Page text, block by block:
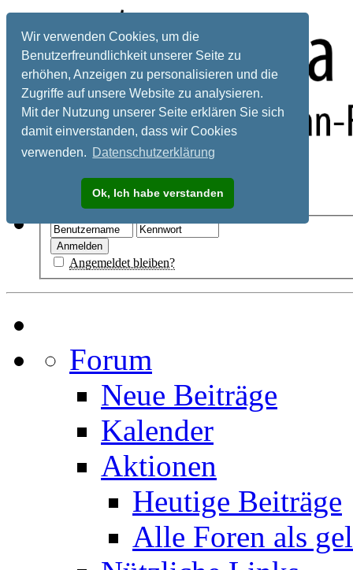
Wir verwenden Cookies, um die
Benutzerfreundlichkeit unserer Seite zu
erhöhen, Anzeigen zu personalisieren und die
Zugriffe auf unsere Website zu analysieren.
Mit der Nutzung unserer Seite erklären Sie sich
damit einverstanden, dass wir Cookies
verwenden. Datenschutzerklärung
Ok, Ich habe verstanden
Registrieren
Angemeldet bleiben?
Forum
Neue Beiträge
Kalender
Aktionen
Heutige Beiträge
Alle Foren als